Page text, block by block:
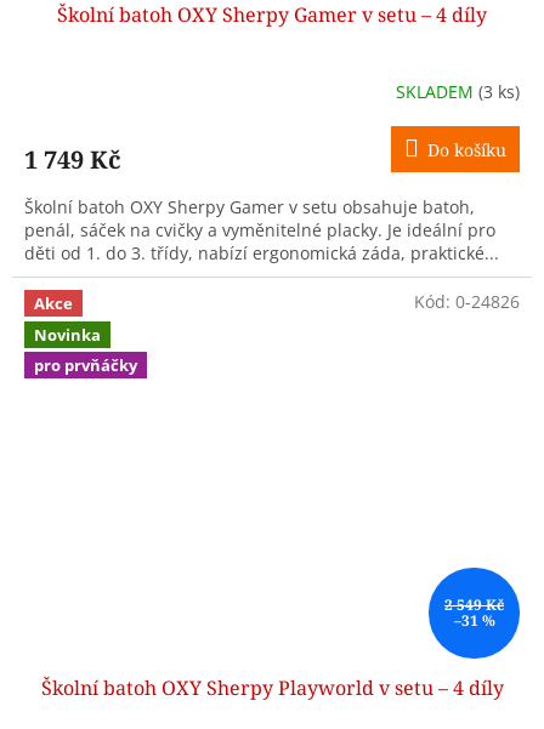
Školní batoh OXY Sherpy Gamer v setu – 4 díly
SKLADEM (3 ks)
1 749 Kč Do košíku
Školní batoh OXY Sherpy Gamer v setu obsahuje batoh,
penál, sáček na cvičky a vyměnitelné placky. Je ideální pro
děti od 1. do 3. třídy, nabízí ergonomická záda, praktické...
Akce
Novinka
pro prvňáčky
2 549 Kč
–31 %
Školní batoh OXY Sherpy Playworld v setu – 4 díly
Kód: 0-24826